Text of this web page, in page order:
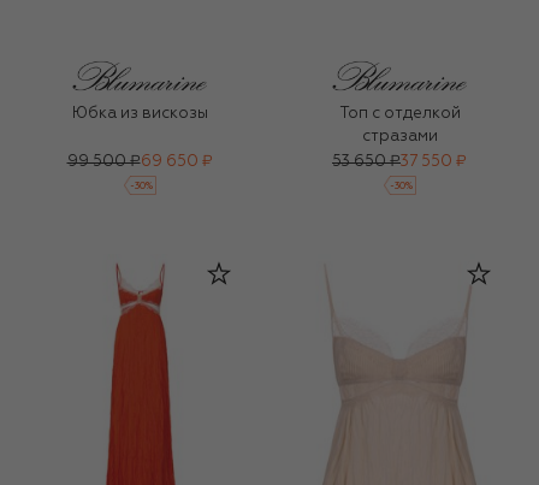
Юбка из вискозы
99 500 ₽69 650 ₽
-30%
Топ с отделкой
стразами
53 650 ₽37 550 ₽
-30%